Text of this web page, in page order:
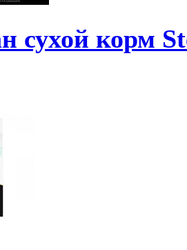
сухой корм